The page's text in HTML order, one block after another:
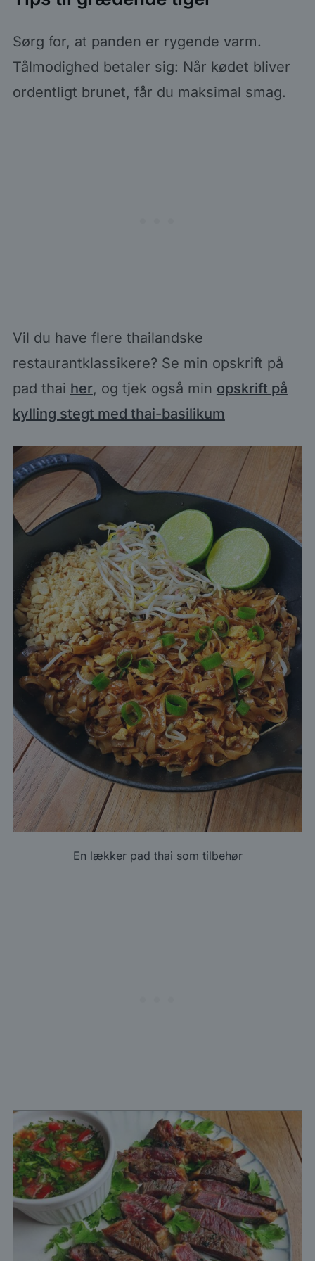
Sørg for, at panden er rygende varm.
Tålmodighed betaler sig: Når kødet bliver
ordentligt brunet, får du maksimal smag.
Vil du have flere thailandske
restaurantklassikere? Se min opskrift på
pad thai her, og tjek også min opskrift på
kylling stegt med thai-basilikum
En lækker pad thai som tilbehør